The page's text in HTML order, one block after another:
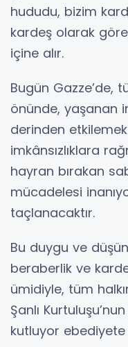
hududu, bizim
kardeş olarak
içine alır.
Bugün Gazze’de,
önünde, yaşanan
derinden
imkânsızlıklara
hayran bırakan
mücadelesi
taçlanacaktır.
Bu duygu ve
beraberlik ve
ümidiyle, tüm
Şanlı
kutluyor